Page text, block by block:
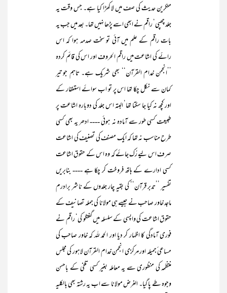
منکرین حدیث کی صف میں لا کھڑا کیا ہے۔ جس وقت یہ
جلد چھپی‘ راقم نے ابھی اسے پڑھا نہیں تھا۔ بعد میں جب یہ
بات راقم کے علم میں آئی تو سخت صدمہ ہوا کہ اس
رائے کی اشاعت میں راقم الحروف اور اس کی قائم کردہ
’’انجمن خدام القرآن‘‘ بھی شریک ہے۔ تاہم جو تیر
کمان سے نکل چکا تھا اس پر تو اب سوائے استغفار کے
اور کچھ نہ کیا جا سکتا تھا‘ البتہ اس جلد کی دوبارہ اشاعت پر
طبیعت کسی طور سے آمادہ نہ ہوئی ---- ادھر یہ بھی کسی
طرح مناسب نہ تھا کہ ایک مصنف کی تصنیف کی اشاعت
صرف اس لیے رُک جائے کہ وہ اس کے حقوق اشاعت
کسی ادارے کے ہاتھ فروخت کر چکا ہے ---- بنابریں
تفسیر ’’تدبر قرآن‘‘ کی بقیہ چار جلدوں کے ناشر برادرم
ماجد خاور صاحب نے جیسے ہی مولانا کی جملہ تصانیف کے
حقوق اشاعت کی واپسی کے سلسلہ میں گفتگو کی‘ راقم نے
فوری آمادگی کا اظہار کر دیا اور الحمد للہ کہ خاور صاحب کی
مساعی ٔجمیلہ اور مرکزی انجمن خدام القرآن لاہور کی مجلس
منتظمہ کی منظوری سے یہ معاملہ بغیر کسی تلخی کے باحسن
وجوہ طے پا گیا۔ الغرض مولانا سے اب یہ رشتہ بھی بالکلیہ